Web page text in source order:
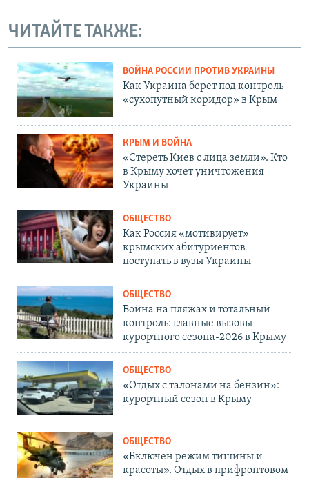
ЧИТАЙТЕ ТАКЖЕ:
ВОЙНА РОССИИ ПРОТИВ УКРАИНЫ
Как Украина берет под контроль
«сухопутный коридор» в Крым
КРЫМ И ВОЙНА
«Стереть Киев с лица земли». Кто
в Крыму хочет уничтожения
Украины
ОБЩЕСТВО
Как Россия «мотивирует»
крымских абитуриентов
поступать в вузы Украины
ОБЩЕСТВО
Война на пляжах и тотальный
контроль: главные вызовы
курортного сезона-2026 в Крыму
ОБЩЕСТВО
«Отдых с талонами на бензин»:
курортный сезон в Крыму
ОБЩЕСТВО
«Включен режим тишины и
красоты». Отдых в прифронтовом